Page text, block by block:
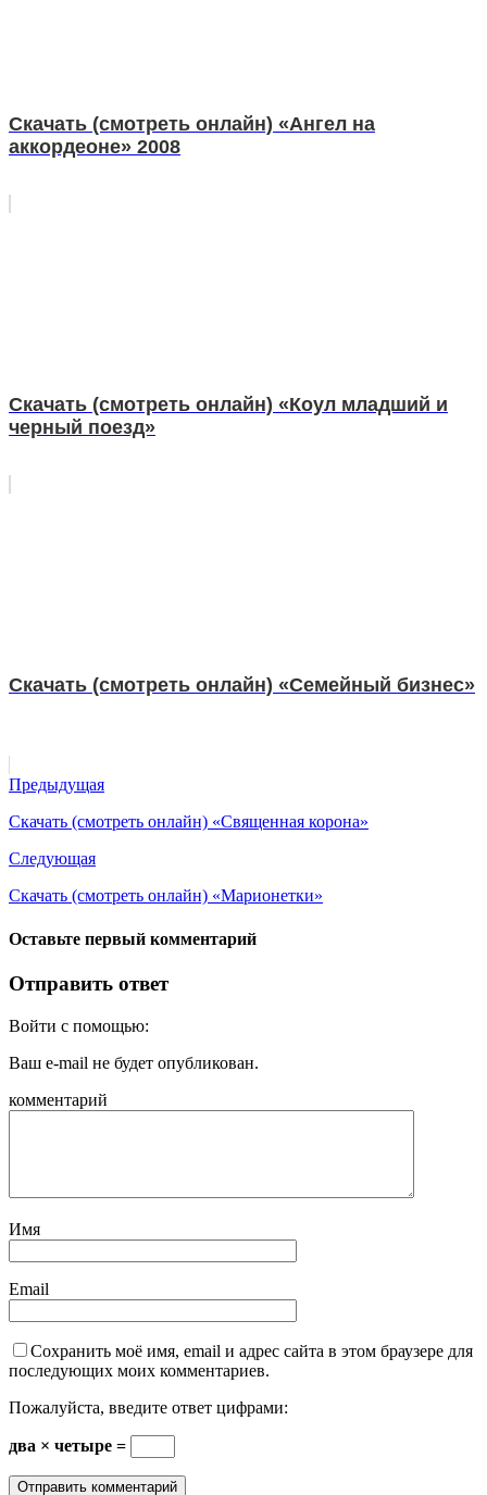
Скачать (смотреть онлайн) «Ангел на
аккордеоне» 2008
Скачать (смотреть онлайн) «Коул младший и
черный поезд»
Скачать (смотреть онлайн) «Семейный бизнес»
Предыдущая
Скачать (смотреть онлайн) «Священная корона»
Следующая
Скачать (смотреть онлайн) «Марионетки»
Оставьте первый комментарий
Отправить ответ
Войти с помощью:
Ваш e-mail не будет опубликован.
комментарий
Имя
Email
Сохранить моё имя, email и адрес сайта в этом браузере для
последующих моих комментариев.
Пожалуйста, введите ответ цифрами:
два × четыре =